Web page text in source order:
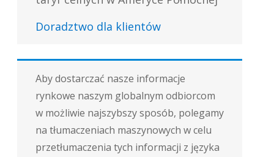
Doradztwo dla klientów
Aby dostarczać nasze informacje
rynkowe naszym globalnym odbiorcom
w możliwie najszybszy sposób, polegamy
na tłumaczeniach maszynowych w celu
przetłumaczenia tych informacji z języka